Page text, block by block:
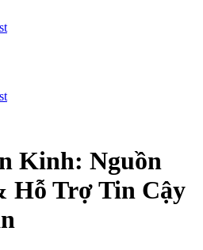
Kinh: Nguồn
Hỗ Trợ Tin Cậy